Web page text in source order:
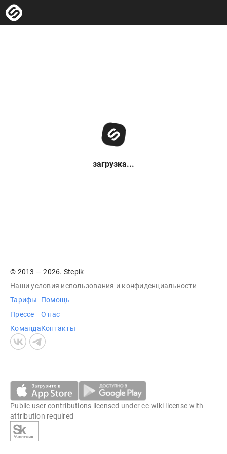
загрузка...
© 2013 — 2026. Stepik
Наши условия использования и конфиденциальности
Тарифы
Прессе
Команда
Помощь
О нас
Контакты
Public user contributions licensed undercc-wiki license with
attribution required